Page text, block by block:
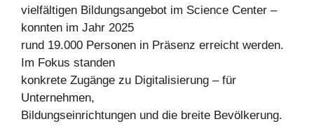
vielfältigen Bildungsangebot im Science Center –
konnten im Jahr 2025
rund 19.000 Personen in Präsenz erreicht werden.
Im Fokus standen
konkrete Zugänge zu Digitalisierung – für
Unternehmen,
Bildungseinrichtungen und die breite Bevölkerung.